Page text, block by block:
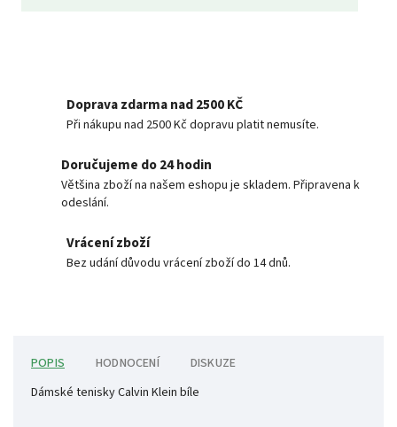
Doprava zdarma nad 2500 KČ
Při nákupu nad 2500 Kč dopravu platit nemusíte.
Doručujeme do 24 hodin
Většina zboží na našem eshopu je skladem. Připravena k
odeslání.
Vrácení zboží
Bez udání důvodu vrácení zboží do 14 dnů.
POPIS HODNOCENÍ
DISKUZE
Dámské tenisky Calvin Klein bíle